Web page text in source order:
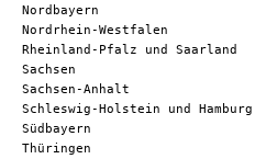
Nordbayern
Nordrhein-Westfalen
Rheinland-Pfalz und Saarland
Sachsen
Sachsen-Anhalt
Schleswig-Holstein und Hamburg
Südbayern
Thüringen